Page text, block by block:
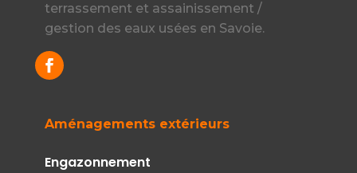
terrassement et assainissement /
gestion des eaux usées en Savoie.
Aménagements extérieurs
Engazonnement